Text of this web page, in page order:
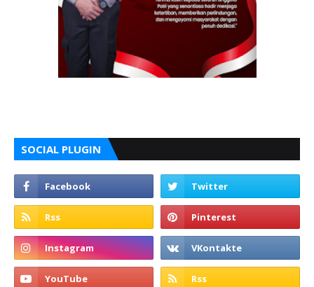
SOCIAL PLUGIN